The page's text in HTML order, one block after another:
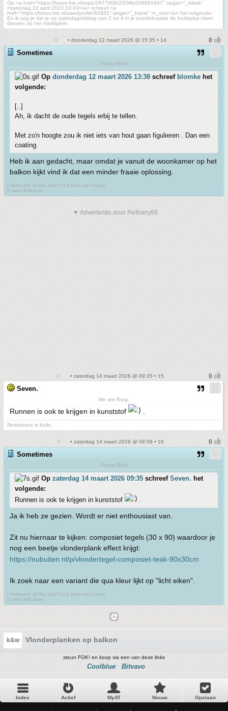
Op <a href="https://forum.fok.nl/topic/2677908/2/25#p208861847" target="_blank"
>zaterdag 22 april 2023 13:43</a> schreef <a
href="https://forum.fok.nl/user/profile/62881" target="_blank" >r_one</a> het volgende:
En ik zeg je dat je op zaterdagmiddag van 2 tot 4 in je poedelnaakie de horlepiep moet
dansen op het marktplein.
• donderdag 12 maart 2026 @ 15:35 • 14
Sometimes
Panta Rhei
Op donderdag 12 maart 2026 13:38 schreef blomke het
volgende:
[..]
Ah, ik dacht de oude tegels erbij te tellen.
Met zo'n hoogte zou ik niet iets van hout gaan figulieren . Dan een
coating.
Heb ik aan gedacht, maar omdat je vanuit de woonkamer op het
balkon kijkt vind ik dat een minder fraaie oplossing.
I removed all the bad food from my house.
It was delicious.
▼ Advertentie door Refinery89
• zaterdag 14 maart 2026 @ 09:35 • 15
Seven.
We are Borg.
Runnen is ook te krijgen in kunststof
Resistance is futile.
• zaterdag 14 maart 2026 @ 09:58 • 16
Sometimes
Panta Rhei
Op zaterdag 14 maart 2026 09:35 schreef Seven. het
volgende:
Runnen is ook te krijgen in kunststof
.
Ja ik heb ze gezien. Wordt er niet enthousiast van.
Zit nu hiernaar te kijken: composiet tegels (30 x 90) waardoor je
nog een beetje vlonderplank effect krijgt:
https://nubuiten.nl/p/vlondertegel-composiet-teak-90x30cm
Ik zoek naar een variant die qua kleur lijkt op "licht eiken".
I removed all the bad food from my house.
It was delicious.
k&w Vlonderplanken op balkon
steun FOK! en koop via een van deze links
Coolblue Bitvavo
Index Actief MyAT Nieuw Opslaan